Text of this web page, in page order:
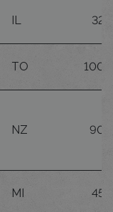
IL 32
TO 100
NZ 90
MI 45